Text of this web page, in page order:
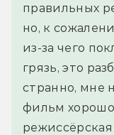
правильных
но, к
из-за чего
грязь, это
странно, мне
фильм хорошо